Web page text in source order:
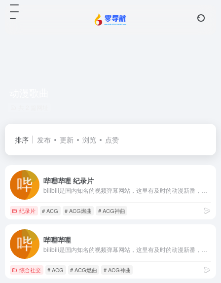
排序 发布 更新 浏览 点赞
哔哩哔哩 纪录片
纪录片 # ACG # ACG燃曲 # ACG神曲
哔哩哔哩
综合社交 # ACG # ACG燃曲 # ACG神曲